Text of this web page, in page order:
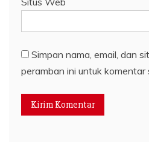
Simpan nama, email, dan
peramban ini untuk komentar